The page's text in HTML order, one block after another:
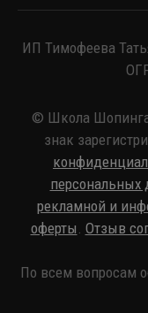
ИП Тимофеева
© Школа
знак
персональных
рекламной и
оферты . Отзыв
По всем вопросам